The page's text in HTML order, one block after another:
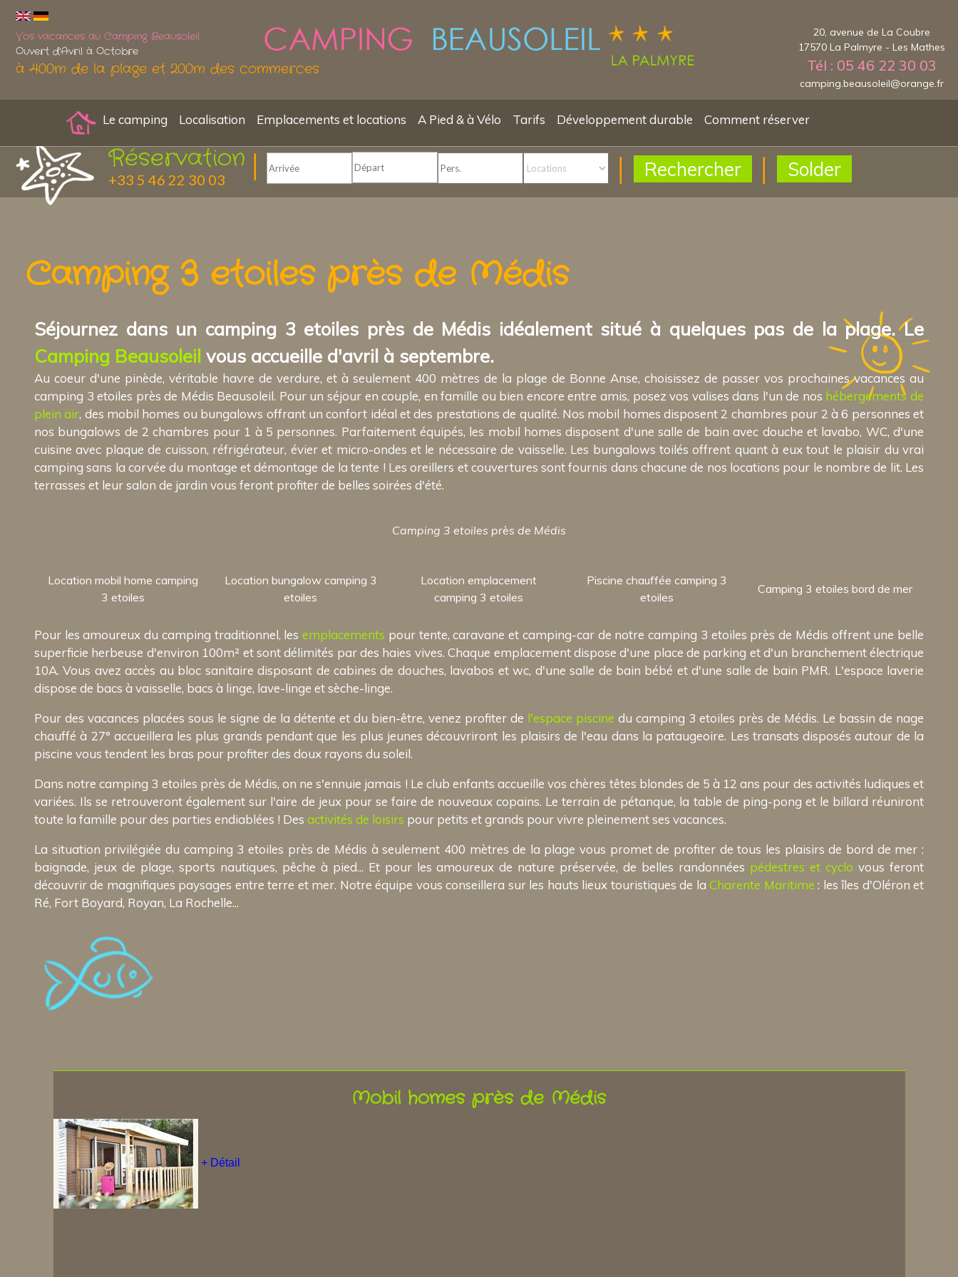
Réservation
+33 5 46 22 30 03 Rechercher Solder
Vos vacances au Camping Beausoleil
Ouvert d'Avril à Octobre
à 400m de la plage et 200m des commerces
20, avenue de La Coubre
17570 La Palmyre - Les Mathes
Tél : 05 46 22 30 03
camping.beausoleil@orange.fr
Le camping Localisation Emplacements et locations A Pied & à Vélo Tarifs Développement durable Comment réserver
Camping 3 etoiles près de Médis
Séjournez dans un camping 3 etoiles près de Médis idéalement situé à quelques pas de la plage. Le
Camping Beausoleil vous accueille d'avril à septembre.
Au coeur d'une pinède, véritable havre de verdure, et à seulement 400 mètres de la plage de Bonne Anse, choisissez de passer vos prochaines vacances au
camping 3 etoiles près de Médis Beausoleil. Pour un séjour en couple, en famille ou bien encore entre amis, posez vos valises dans l'un de nos hébergements de
plein air, des mobil homes ou bungalows offrant un confort idéal et des prestations de qualité. Nos mobil homes disposent 2 chambres pour 2 à 6 personnes et
nos bungalows de 2 chambres pour 1 à 5 personnes. Parfaitement équipés, les mobil homes disposent d'une salle de bain avec douche et lavabo, WC, d'une
cuisine avec plaque de cuisson, réfrigérateur, évier et micro-ondes et le nécessaire de vaisselle. Les bungalows toilés offrent quant à eux tout le plaisir du vrai
camping sans la corvée du montage et démontage de la tente ! Les oreillers et couvertures sont fournis dans chacune de nos locations pour le nombre de lit. Les
terrasses et leur salon de jardin vous feront profiter de belles soirées d'été.
Camping 3 etoiles près de Médis
Location mobil home camping
3 etoiles
Location bungalow camping 3
etoiles
Location emplacement
camping 3 etoiles
Piscine chauffée camping 3
etoiles
Camping 3 etoiles bord de mer
Pour les amoureux du camping traditionnel, lesemplacements pour tente, caravane et camping-car de notre camping 3 etoiles près de Médis offrent une belle
superficie herbeuse d'environ 100m² et sont délimités par des haies vives. Chaque emplacement dispose d'une place de parking et d'un branchement électrique
10A. Vous avez accès au bloc sanitaire disposant de cabines de douches, lavabos et wc, d'une salle de bain bébé et d'une salle de bain PMR. L'espace laverie
dispose de bacs à vaisselle, bacs à linge, lave-linge et sèche-linge.
Pour des vacances placées sous le signe de la détente et du bien-être, venez profiter de l'espace piscine du camping 3 etoiles près de Médis. Le bassin de nage
chauffé à 27° accueillera les plus grands pendant que les plus jeunes découvriront les plaisirs de l'eau dans la pataugeoire. Les transats disposés autour de la
piscine vous tendent les bras pour profiter des doux rayons du soleil.
Dans notre camping 3 etoiles près de Médis, on ne s'ennuie jamais ! Le club enfants accueille vos chères têtes blondes de 5 à 12 ans pour des activités ludiques et
variées. Ils se retrouveront également sur l'aire de jeux pour se faire de nouveaux copains. Le terrain de pétanque, la table de ping-pong et le billard réuniront
toute la famille pour des parties endiablées ! Des activités de loisirs pour petits et grands pour vivre pleinement ses vacances.
La situation privilégiée du camping 3 etoiles près de Médis à seulement 400 mètres de la plage vous promet de profiter de tous les plaisirs de bord de mer :
baignade, jeux de plage, sports nautiques, pêche à pied... Et pour les amoureux de nature préservée, de belles randonnées pédestres et cyclo vous feront
découvrir de magnifiques paysages entre terre et mer. Notre équipe vous conseillera sur les hauts lieux touristiques de laCharente Maritime : les îles d'Oléron et
Ré, Fort Boyard, Royan, La Rochelle...
Mobil homes près de Médis
+ Détail